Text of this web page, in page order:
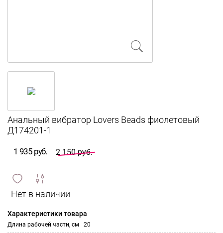
1 935 руб. 2 150 руб.
и
сравнить
ИЗБРАННОЕ
Характеристики товара
Длина рабочей части, см 20